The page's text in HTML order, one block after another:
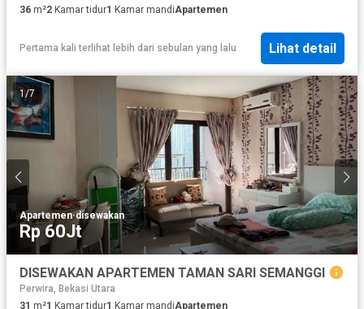
36 m²2 Kamar tidur1 Kamar mandiApartemen
Pertama kali terlihat lebih dari sebulan yang lalu Lihat detail
1/7
Apartemen·disewakan
Rp 60Jt
DISEWAKAN APARTEMEN TAMAN SARI SEMANGGI
Perwira, Bekasi Utara
31 m²1 Kamar tidur1 Kamar mandiApartemen